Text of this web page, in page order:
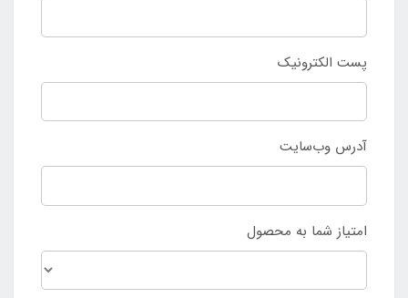
پست الکترونیک
آدرس وب‌سایت
امتیاز شما به محصول